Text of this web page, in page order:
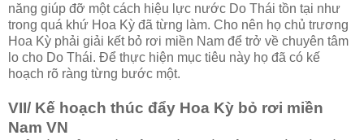
năng giúp đỡ một cách hiệu lực nước Do Thái tồn tại như
trong quá khứ Hoa Kỳ đã từng làm. Cho nên họ chủ trương
Hoa Kỳ phải giải kết bỏ rơi miền Nam để trở về chuyên tâm
lo cho Do Thái. Để thực hiện mục tiêu này họ đã có kế
hoạch rõ ràng từng bước một.
VII/ Kế hoạch thúc đẩy Hoa Kỳ bỏ rơi miền
Nam VN